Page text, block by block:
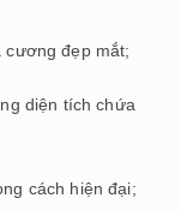
cương đẹp mắt;
diện tích chứa
cách hiện đại;